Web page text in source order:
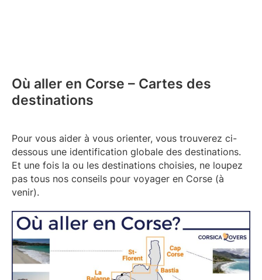
Où aller en Corse – Cartes des
destinations
Pour vous aider à vous orienter, vous trouverez ci-
dessous une identification globale des destinations.
Et une fois la ou les destinations choisies, ne loupez
pas tous nos conseils pour voyager en Corse (à
venir).